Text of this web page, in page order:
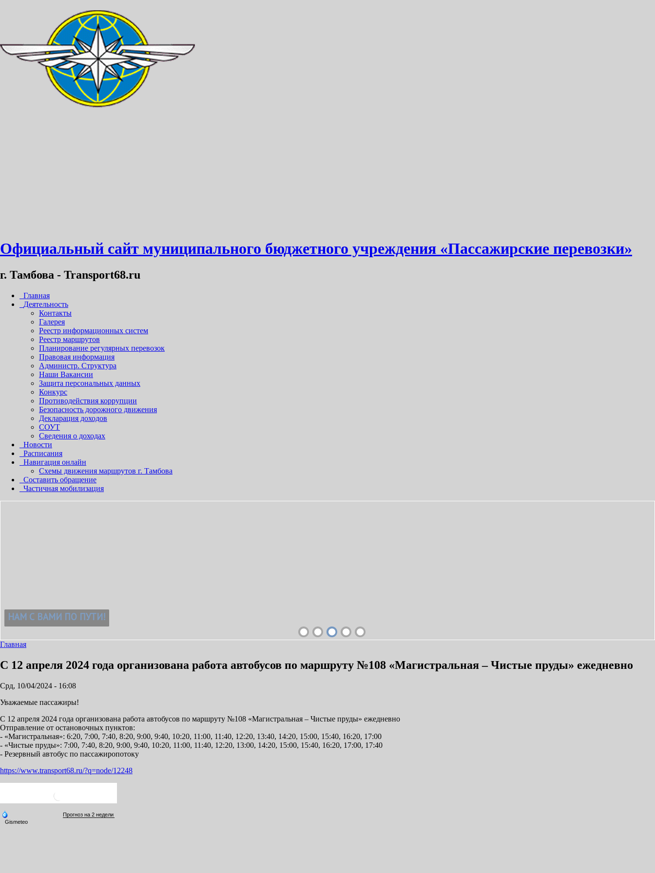
Официальный сайт муниципального бюджетного учреждения «Пассажирские перевозки»
г. Тамбова - Transport68.ru
Главная
Деятельность
Контакты
Галерея
Реестр информационных систем
Реестр маршрутов
Планирование регулярных перевозок
Правовая информация
Администр. Структура
Наши Вакансии
Защита персональных данных
Конкурс
Противодействия коррупции
Безопасность дорожного движения
Декларация доходов
СОУТ
Сведения о доходах
Новости
Расписания
Навигация онлайн
Схемы движения маршрутов г. Тамбова
Составить обращение
Частичная мобилизация
Главная
С 12 апреля 2024 года организована работа автобусов по маршруту №108 «Магистральная – Чистые пруды» ежедневно
Срд, 10/04/2024 - 16:08
Уважаемые пассажиры!
С 12 апреля 2024 года организована работа автобусов по маршруту №108 «Магистральная – Чистые пруды» ежедневно
Отправление от остановочных пунктов:
- «Магистральная»: 6:20, 7:00, 7:40, 8:20, 9:00, 9:40, 10:20, 11:00, 11:40, 12:20, 13:40, 14:20, 15:00, 15:40, 16:20, 17:00
- «Чистые пруды»: 7:00, 7:40, 8:20, 9:00, 9:40, 10:20, 11:00, 11:40, 12:20, 13:00, 14:20, 15:00, 15:40, 16:20, 17:00, 17:40
- Резервный автобус по пассажиропотоку
https://www.transport68.ru/?q=node/12248